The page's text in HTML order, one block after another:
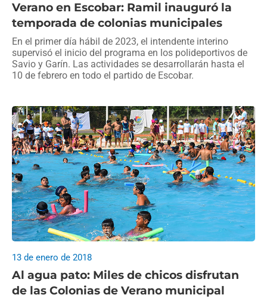
Verano en Escobar: Ramil inauguró la
temporada de colonias municipales
En el primer día hábil de 2023, el intendente interino
supervisó el inicio del programa en los polideportivos de
Savio y Garín. Las actividades se desarrollarán hasta el
10 de febrero en todo el partido de Escobar.
Al agua pato: Miles de chicos disfrutan
de las Colonias de Verano municipal
13 de enero de 2018